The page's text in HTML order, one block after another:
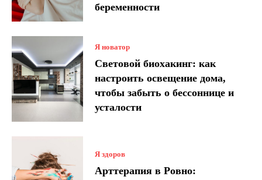
беременности
Я новатор
Световой биохакинг: как
настроить освещение дома,
чтобы забыть о бессоннице и
усталости
Я здоров
Арттерапия в Ровно: